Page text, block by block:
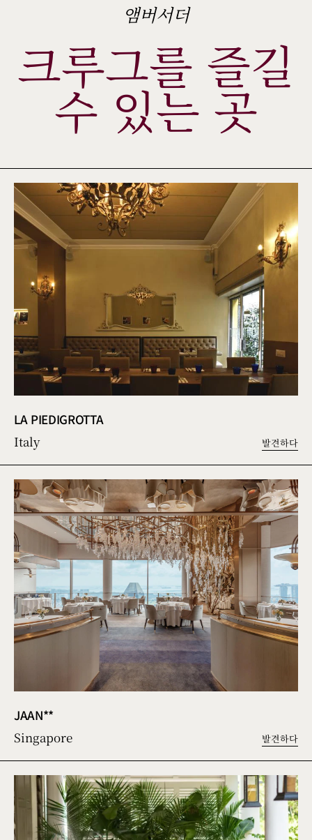
앰버서더
크루그를 즐길
수 있는 곳
LA PIEDIGROTTA
Italy 발견하다
JAAN**
Singapore 발견하다